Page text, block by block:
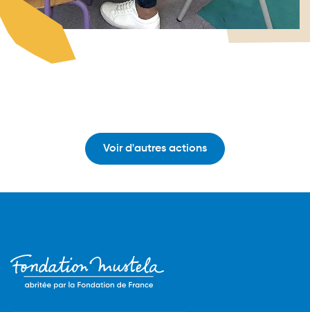
Voir d'autres actions